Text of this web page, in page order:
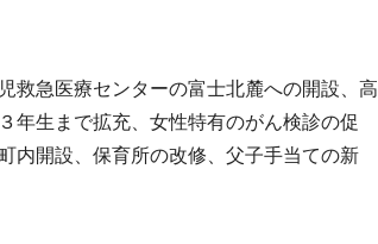
救急医療センターの富士北麓への開設、高
年生まで拡充、女性特有のがん検診の促
内開設、保育所の改修、父子手当ての新